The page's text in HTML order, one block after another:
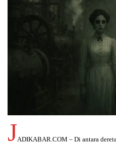
JADIKABAR.COM – Di antara